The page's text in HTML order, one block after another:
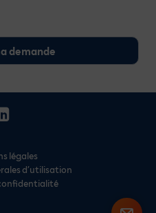
légales
d’utilisation